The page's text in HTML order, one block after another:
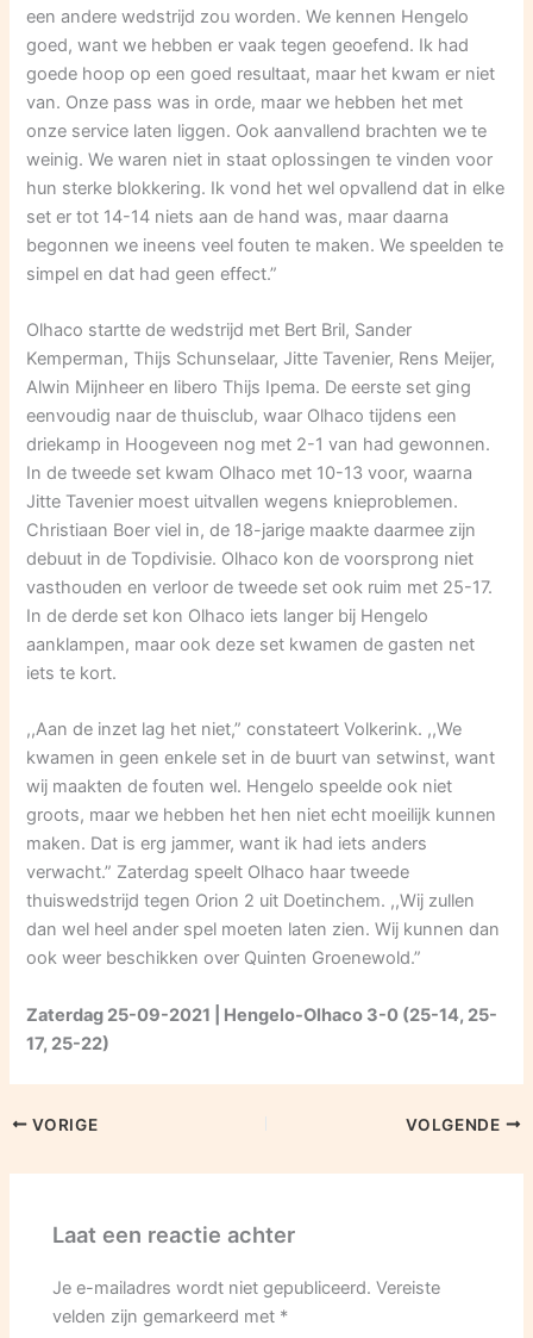
een andere wedstrijd zou worden. We kennen Hengelo
goed, want we hebben er vaak tegen geoefend. Ik had
goede hoop op een goed resultaat, maar het kwam er niet
van. Onze pass was in orde, maar we hebben het met
onze service laten liggen. Ook aanvallend brachten we te
weinig. We waren niet in staat oplossingen te vinden voor
hun sterke blokkering. Ik vond het wel opvallend dat in elke
set er tot 14-14 niets aan de hand was, maar daarna
begonnen we ineens veel fouten te maken. We speelden te
simpel en dat had geen effect.”
Olhaco startte de wedstrijd met Bert Bril, Sander
Kemperman, Thijs Schunselaar, Jitte Tavenier, Rens Meijer,
Alwin Mijnheer en libero Thijs Ipema. De eerste set ging
eenvoudig naar de thuisclub, waar Olhaco tijdens een
driekamp in Hoogeveen nog met 2-1 van had gewonnen.
In de tweede set kwam Olhaco met 10-13 voor, waarna
Jitte Tavenier moest uitvallen wegens knieproblemen.
Christiaan Boer viel in, de 18-jarige maakte daarmee zijn
debuut in de Topdivisie. Olhaco kon de voorsprong niet
vasthouden en verloor de tweede set ook ruim met 25-17.
In de derde set kon Olhaco iets langer bij Hengelo
aanklampen, maar ook deze set kwamen de gasten net
iets te kort.
,,Aan de inzet lag het niet,” constateert Volkerink. ,,We
kwamen in geen enkele set in de buurt van setwinst, want
wij maakten de fouten wel. Hengelo speelde ook niet
groots, maar we hebben het hen niet echt moeilijk kunnen
maken. Dat is erg jammer, want ik had iets anders
verwacht.” Zaterdag speelt Olhaco haar tweede
thuiswedstrijd tegen Orion 2 uit Doetinchem. ,,Wij zullen
dan wel heel ander spel moeten laten zien. Wij kunnen dan
ook weer beschikken over Quinten Groenewold.”
Zaterdag 25-09-2021 | Hengelo-Olhaco 3-0 (25-14, 25-
17, 25-22)
VORIGE VOLGENDE
Laat een reactie achter
Je e-mailadres wordt niet gepubliceerd. Vereiste
velden zijn gemarkeerd met *